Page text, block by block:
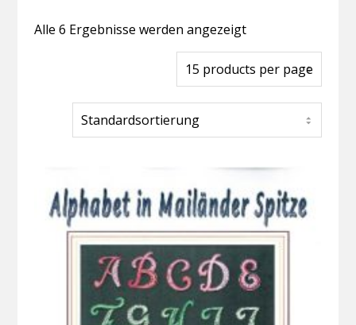
Alle 6 Ergebnisse werden angezeigt